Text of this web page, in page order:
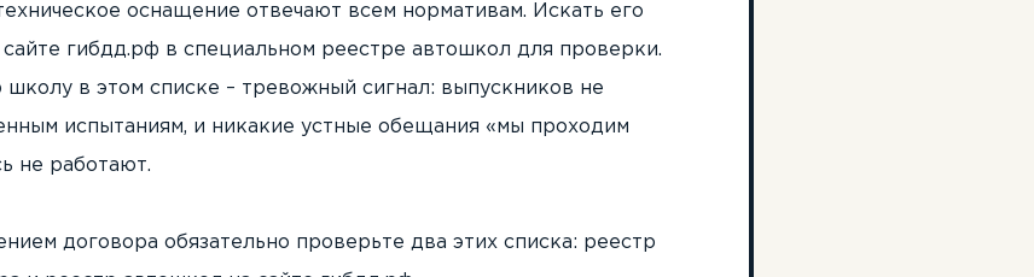
оснащение отвечают всем нормативам. Искать его
гибдд.рф в специальном реестре автошкол для проверки.
в этом списке – тревожный сигнал: выпускников не
испытаниям, и никакие устные обещания «мы проходим
не работают.
договора обязательно проверьте два этих списка: реестр